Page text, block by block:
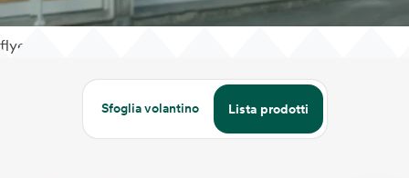
flyer
Sfoglia volantino Lista prodotti